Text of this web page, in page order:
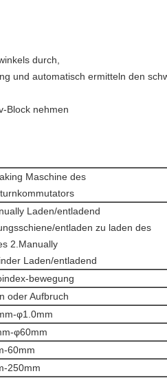
durch,
und automatisch ermitteln den
Block nehmen
Maschine des
Laden/entladend
entladen zu laden des
2.Manually
Laden/entladend
bewegung
oder Aufbruch
φ1.0mm
φ60mm
60mm
250mm